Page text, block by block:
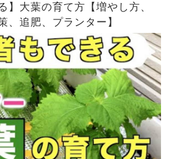
】大葉の育て方【増やし方、
、追肥、プランター】